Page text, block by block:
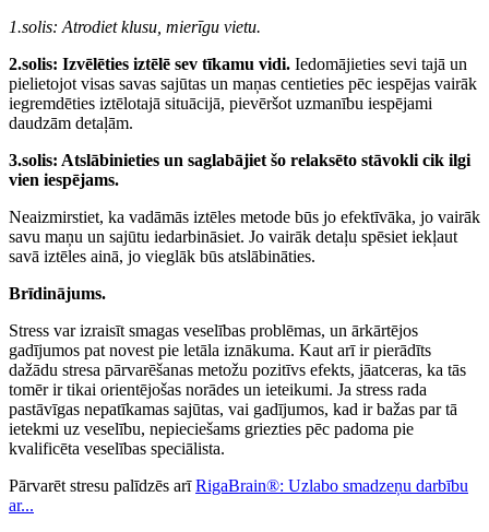
1.solis: Atrodiet klusu, mierīgu vietu.
2.solis: Izvēlēties iztēlē sev tīkamu vidi. Iedomājieties sevi tajā un
pielietojot visas savas sajūtas un maņas centieties pēc iespējas vairāk
iegremdēties iztēlotajā situācijā, pievēršot uzmanību iespējami
daudzām detaļām.
3.solis: Atslābinieties un saglabājiet šo relaksēto stāvokli cik ilgi
vien iespējams.
Neaizmirstiet, ka vadāmās iztēles metode būs jo efektīvāka, jo vairāk
savu maņu un sajūtu iedarbināsiet. Jo vairāk detaļu spēsiet iekļaut
savā iztēles ainā, jo vieglāk būs atslābināties.
Brīdinājums.
Stress var izraisīt smagas veselības problēmas, un ārkārtējos
gadījumos pat novest pie letāla iznākuma. Kaut arī ir pierādīts
dažādu stresa pārvarēšanas metožu pozitīvs efekts, jāatceras, ka tās
tomēr ir tikai orientējošas norādes un ieteikumi. Ja stress rada
pastāvīgas nepatīkamas sajūtas, vai gadījumos, kad ir bažas par tā
ietekmi uz veselību, nepieciešams griezties pēc padoma pie
kvalificēta veselības speciālista.
Pārvarēt stresu palīdzēs arīRigaBrain®: Uzlabo smadzeņu darbību
ar...